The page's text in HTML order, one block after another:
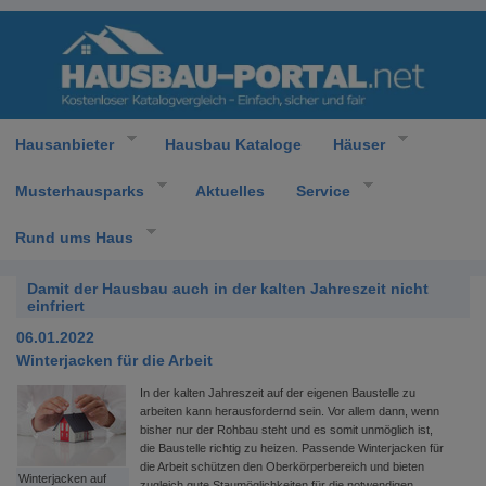
Hausanbieter Hausbau Kataloge Häuser
Musterhausparks Aktuelles Service
Rund ums Haus
Damit der Hausbau auch in der kalten Jahreszeit nicht
einfriert
06.01.2022
Winterjacken für die Arbeit
Winterjacken auf
In der kalten Jahreszeit auf der eigenen Baustelle zu
arbeiten kann herausfordernd sein. Vor allem dann, wenn
bisher nur der Rohbau steht und es somit unmöglich ist,
die Baustelle richtig zu heizen. Passende Winterjacken für
die Arbeit schützen den Oberkörperbereich und bieten